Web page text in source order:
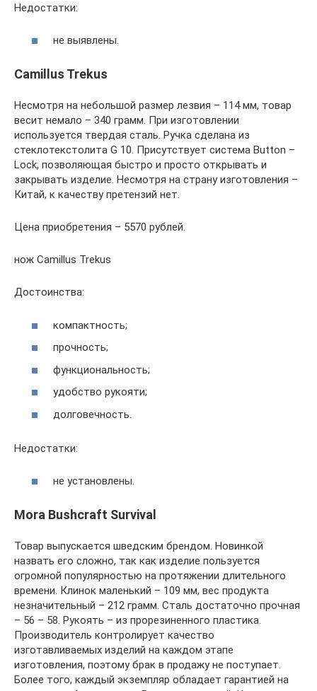
Недостатки:
не выявлены.
Camillus Trekus
Несмотря на небольшой размер лезвия – 114 мм, товар
весит немало – 340 грамм. При изготовлении
используется твердая сталь. Ручка сделана из
стеклотекстолита G 10. Присутствует система Button –
Lock, позволяющая быстро и просто открывать и
закрывать изделие. Несмотря на страну изготовления –
Китай, к качеству претензий нет.
Цена приобретения – 5570 рублей.
нож Camillus Trekus
Достоинства:
компактность;
прочность;
функциональность;
удобство рукояти;
долговечность.
Недостатки:
не установлены.
Mora Bushcraft Survival
Товар выпускается шведским брендом. Новинкой
назвать его сложно, так как изделие пользуется
огромной популярностью на протяжении длительного
времени. Клинок маленький – 109 мм, вес продукта
незначительный – 212 грамм. Сталь достаточно прочная
– 56 – 58. Рукоять – из прорезиненного пластика.
Производитель контролирует качество
изготавливаемых изделий на каждом этапе
изготовления, поэтому брак в продажу не поступает.
Более того, каждый экземпляр обладает гарантией на